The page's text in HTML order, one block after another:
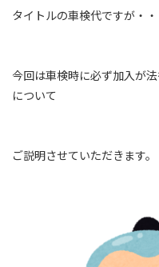
タイトルの車検代ですが・・
今回は車検時に必ず加入が
について
ご説明させていただきます。